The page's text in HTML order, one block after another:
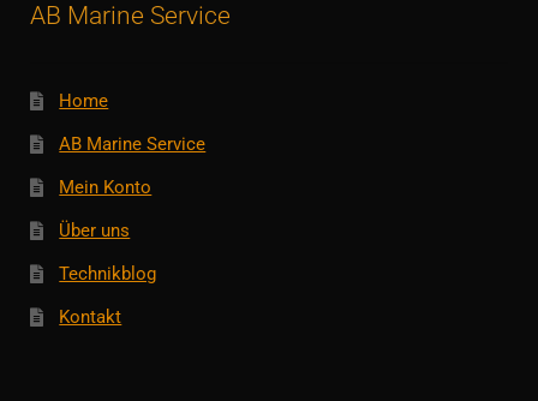
AB Marine Service
Home
AB Marine Service
Mein Konto
Über uns
Technikblog
Kontakt